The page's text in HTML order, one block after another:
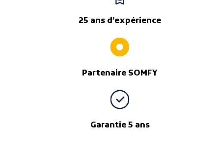
25 ans d’expérience
Partenaire SOMFY
Garantie 5 ans